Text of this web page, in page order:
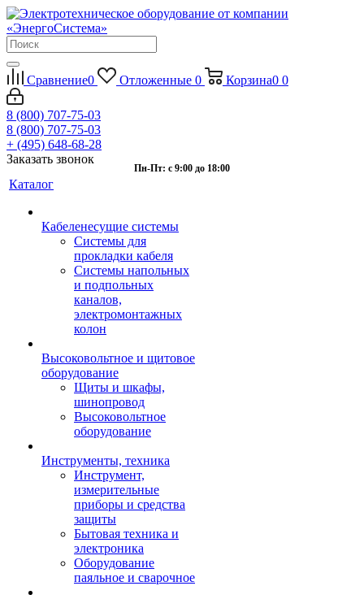
Сравнение0 Отложенные 0 Корзина0 0
8 (800) 707-75-03
8 (800) 707-75-03
+ (495) 648-68-28
Заказать звонок
Пн-Пт: с 9:00 до 18:00
Каталог
Кабеленесущие системы
Системы для
прокладки кабеля
Системы напольных
и подпольных
каналов,
электромонтажных
колон
Высоковольтное и щитовое
оборудование
Щиты и шкафы,
шинопровод
Высоковольтное
оборудование
Инструменты, техника
Инструмент,
измерительные
приборы и средства
защиты
Бытовая техника и
электроника
Оборудование
паяльное и сварочное